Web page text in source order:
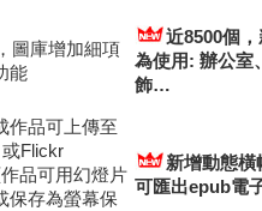
圖庫增加細項
能
近8500個
為使用: 辦公室
飾…
作品可上傳至
Flickr
作品可用幻燈片
保存為螢幕保
新增動態橫
可匯出epub電